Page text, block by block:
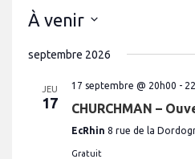
À venir
é
l
septembre 2026
JEU
17
17 septembre @ 20h00 -
CHURCHMAN –
EcRhin 8 rue de la
Gratuit